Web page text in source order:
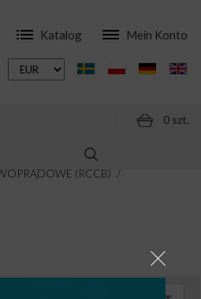
Katalog Mein Konto
0 szt.
SCHALTGERÄTE
(RCCB)